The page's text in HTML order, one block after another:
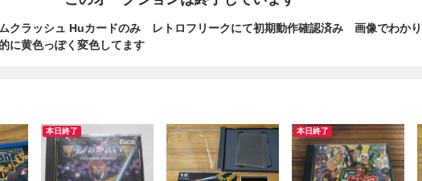
クラッシュ Huカードのみ レトロフリークにて初期動作確認済み 画像でわか
に黄色っぽく変色してます
本日終了 本日終了